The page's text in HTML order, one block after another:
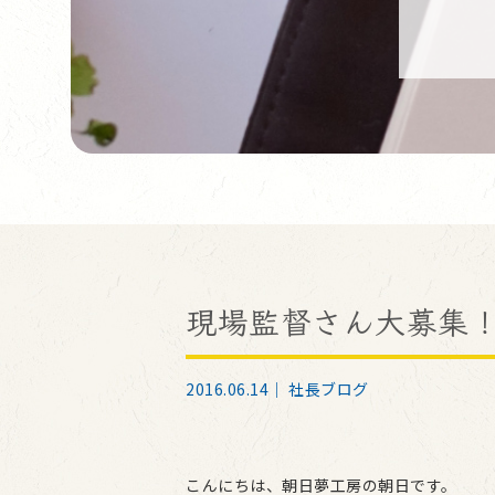
現場監督さん大募集
2016.06.14｜ 社長ブログ
こんにちは、朝日夢工房の朝日です。